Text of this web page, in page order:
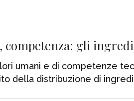
competenza: gli
umani e di competenze
della distribuzione di